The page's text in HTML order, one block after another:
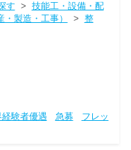
す > 技能工・設備・配
製造・工事） > 整
経験者優遇 急募
フレッ